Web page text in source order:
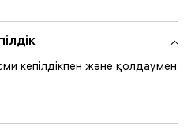
кепілдікпен және қолдаумен